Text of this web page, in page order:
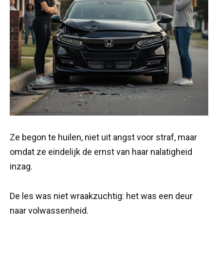
Ze begon te huilen, niet uit angst voor straf, maar
omdat ze eindelijk de ernst van haar nalatigheid
inzag.
De les was niet wraakzuchtig: het was een deur
naar volwassenheid.